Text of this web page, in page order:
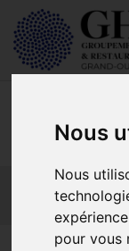
Nous
Nous
pour vous
GHR
Actualités Qui
GHR National